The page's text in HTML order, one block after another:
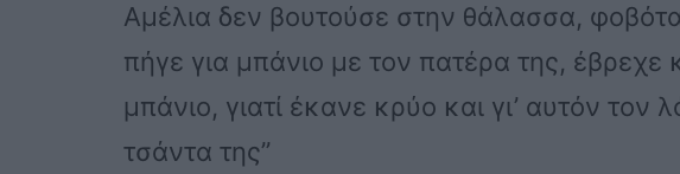
Αμέλια δεν βουτούσε στην θάλασσα,
πήγε για μπάνιο με τον πατέρα της, έβρεχε
μπάνιο, γιατί έκανε κρύο και γι’ αυτόν τον
τσάντα της”